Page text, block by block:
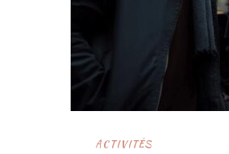
ACTIVITÉS